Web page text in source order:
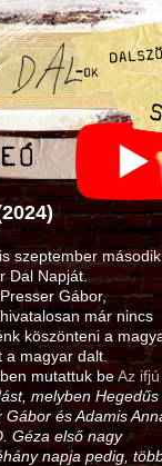
szeptember második
Dal Napját.
Gábor,
már nincs
köszönteni a
magyar dalt.
mutattuk beAz ifjú
melyben Hegedűs
Gábor és Adamis
Géza első nagy
napja pedig,